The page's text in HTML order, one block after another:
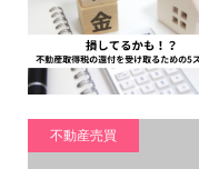
不動産売買